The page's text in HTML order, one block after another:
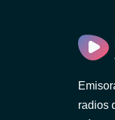
radios